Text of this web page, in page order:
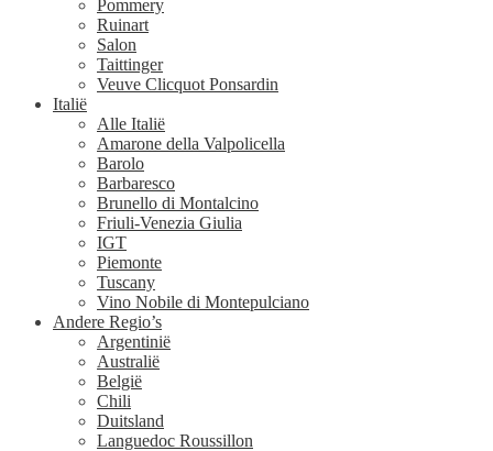
Pommery
Ruinart
Salon
Taittinger
Veuve Clicquot Ponsardin
Italië
Alle Italië
Amarone della Valpolicella
Barolo
Barbaresco
Brunello di Montalcino
Friuli-Venezia Giulia
IGT
Piemonte
Tuscany
Vino Nobile di Montepulciano
Andere Regio’s
Argentinië
Australië
België
Chili
Duitsland
Languedoc Roussillon